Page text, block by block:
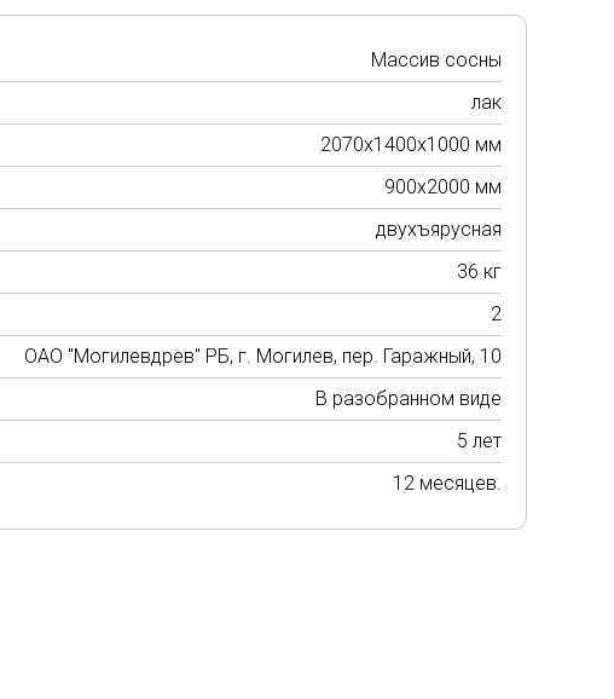
Массив сосны
лак
2070х1400х1000 мм
900х2000 мм
двухъярусная
36 кг
2
ОАО "Могилевдрев" РБ, г. Могилев, пер. Гаражный, 10
В разобранном виде
5 лет
12 месяцев.